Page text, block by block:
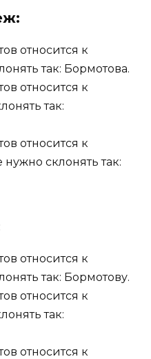
относится к
так: Бормотова.
относится к
так:
относится к
склонять так:
относится к
так: Бормотову.
относится к
так:
относится к